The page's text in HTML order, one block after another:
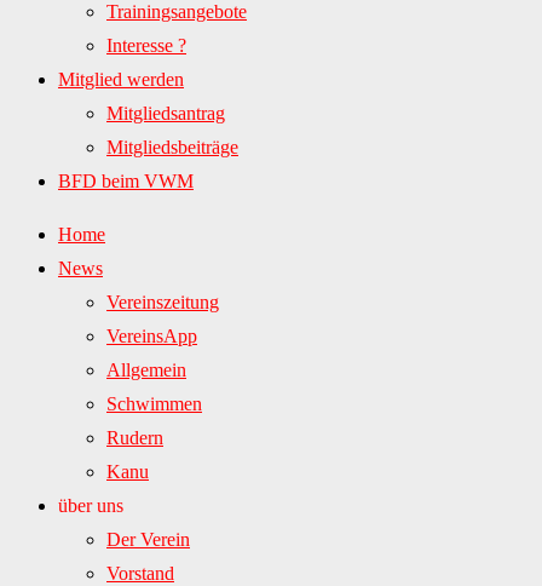
Trainingsangebote
Interesse ?
Mitglied werden
Mitgliedsantrag
Mitgliedsbeiträge
BFD beim VWM
Home
News
Vereinszeitung
VereinsApp
Allgemein
Schwimmen
Rudern
Kanu
über uns
Der Verein
Vorstand